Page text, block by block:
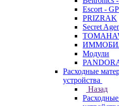
Escort -
PRIZRAK
Secret
Модули
Расходные
устройства
Назад